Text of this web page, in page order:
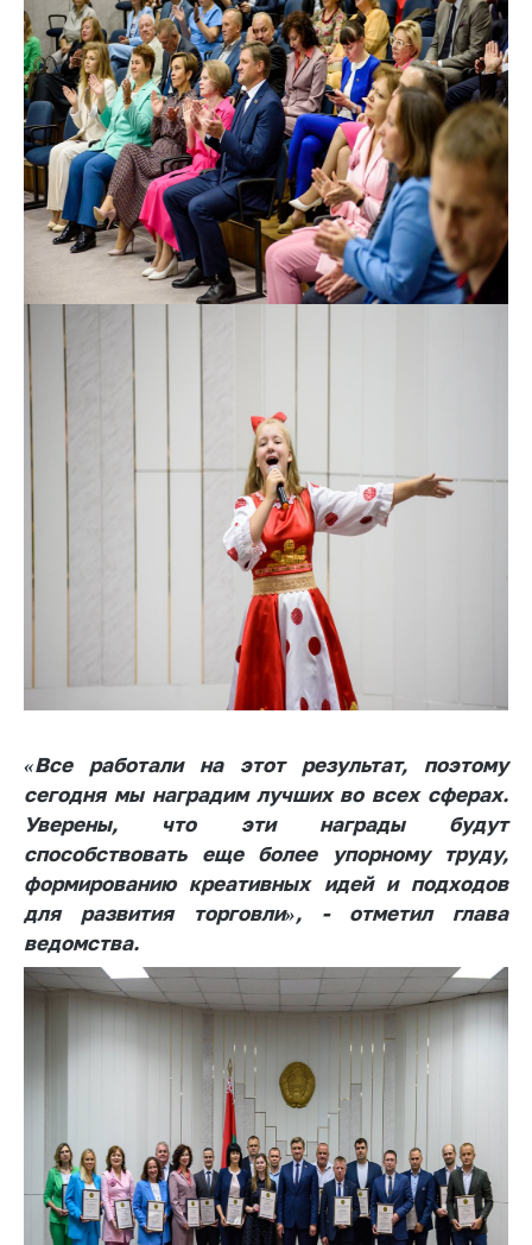
Прямaя телефоннaя
линия
Горячая линия
Электронные
обращения
Сообщить о росте
цен на товары
Сообщить о росте
цен на лекарства и
медицинские
изделия
Контакты
Адрес и режим
работы
Приемная
Пресс-служба
государственный
орган
Сообщить о росте
цен
Ценообразование
на лекарственные
средства, изделия
медицинского
назначения и
медицинскую
технику
Решение Комиссии
по установлению
факта нарушения
антимонопольного
законодательства
Предостережения и
«Все работали на этот результат, поэтому
сегодня мы наградим лучших во всех сферах.
Уверены, что эти награды будут
способствовать еще более упорному труду,
формированию креативных идей и подходов
для развития торговли», - отметил глава
ведомства.